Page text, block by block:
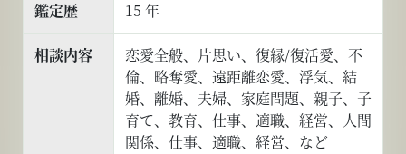
鑑定歴 15 年
相談内容
恋愛全般、片思い、復縁/復活愛、不
倫、略奪愛、遠距離恋愛、浮気、結
婚、離婚、夫婦、家庭問題、親子、子
育て、教育、仕事、適職、経営、人間
関係、仕事、適職、経営、など